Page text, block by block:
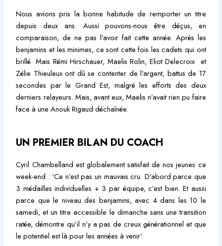
Nous avions pris la bonne habitude de remporter un titre
depuis deux ans. Aussi pouvons-nous être déçus, en
comparaison, de ne pas l’avoir fait cette année. Après les
benjamins et les minimes, ce sont cette fois les cadets qui ont
brillé. Mais Rémi Hirschauer, Maelis Rolin, Eliot Delecroix et
Zélie Thieuleux ont dû se contenter de l’argent, battus de 17
secondes par le Grand Est, malgré les efforts des deux
derniers relayeurs. Mais, avant eux, Maelis n’avait rien pu faire
face à une Anouk Rigaud déchaînée.
UN PREMIER BILAN DU COACH
Cyril Chambelland est globalement satisfait de nos jeunes ce
week-end : ‘Ce n’est pas un mauvais cru. D’abord parce que
3 médailles individuelles + 3 par équipe, c’est bien. Et aussi
parce que le niveau des benjamins, avec 4 dans les 10 le
samedi, et un titre accessible le dimanche sans une transition
ratée, démontre qu’il n’y a pas de creux générationnel et que
le potentiel est là pour les années à venir’.